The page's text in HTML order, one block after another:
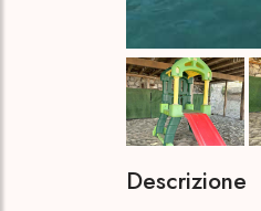
Descrizione